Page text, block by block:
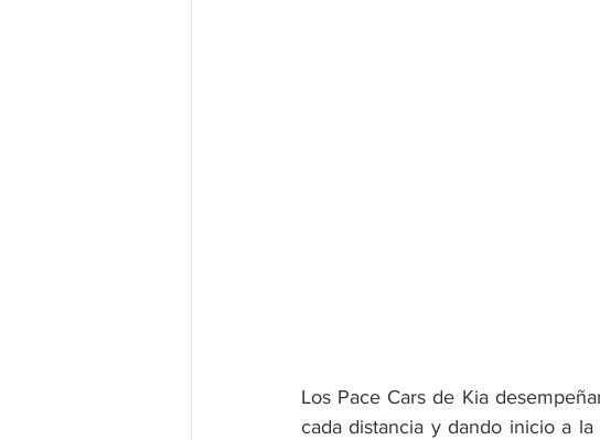
Los Pace Cars de Kia
cada distancia y dando inicio a la